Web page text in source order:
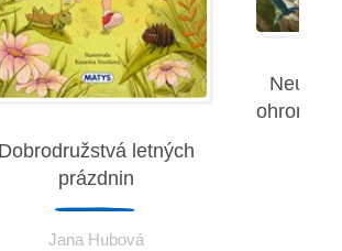
Dobrodružstvá letných
prázdnin
Jana Hubová